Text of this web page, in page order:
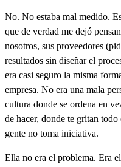
No. No estaba mal medido.
que de verdad me dejó
nosotros, sus proveedores
resultados sin diseñar el
era casi seguro la misma
empresa. No era una mala
cultura donde se ordena en
de hacer, donde te gritan
gente no toma iniciativa.
Ella no era el problema. Era